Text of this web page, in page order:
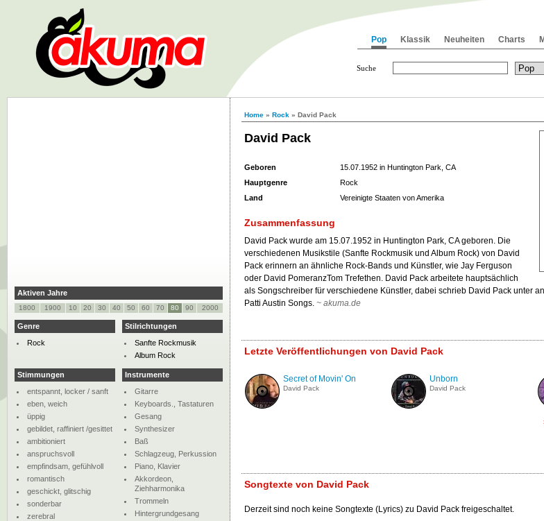
Home » Rock » David Pack
David Pack
Geboren
15.07.1952 in Huntington Park, CA
Hauptgenre
Rock
Land
Vereinigte Staaten von Amerika
Zusammenfassung
David Pack wurde am 15.07.1952 in Huntington Park, CA geboren. Die
verschiedenen Musikstile (Sanfte Rockmusik und Album Rock) von David
Pack erinnern an ähnliche Rock-Bands und Künstler, wie Jay Ferguson
oder David PomeranzTom Trefethen. David Pack arbeitete hauptsächlich
als Songschreiber für verschiedene Künstler, dabei schrieb David Pack unter
Patti Austin Songs. ~ akuma.de
Letzte Veröffentlichungen von David Pack
Secret of Movin' On
David Pack
Unborn
David Pack
Songtexte von David Pack
Derzeit sind noch keine Songtexte (Lyrics) zu David Pack freigeschaltet.
Aktiven Jahre
1800 1900 10 20 30 40 50 60 70 80 90 2000
Genre
Rock
Stilrichtungen
Sanfte Rockmusik
Album Rock
Stimmungen
entspannt, locker / sanft
eben, weich
üppig
gebildet, raffiniert /gesittet
ambitioniert
anspruchsvoll
empfindsam, gefühlvoll
romantisch
geschickt, glitschig
sonderbar
zerebral
Instrumente
Gitarre
Keyboards., Tastaturen
Gesang
Synthesizer
Baß
Schlagzeug, Perkussion
Piano, Klavier
Akkordeon,
Ziehharmonika
Trommeln
Hintergrundgesang
Pop Klassik Neuheiten Charts
Suche